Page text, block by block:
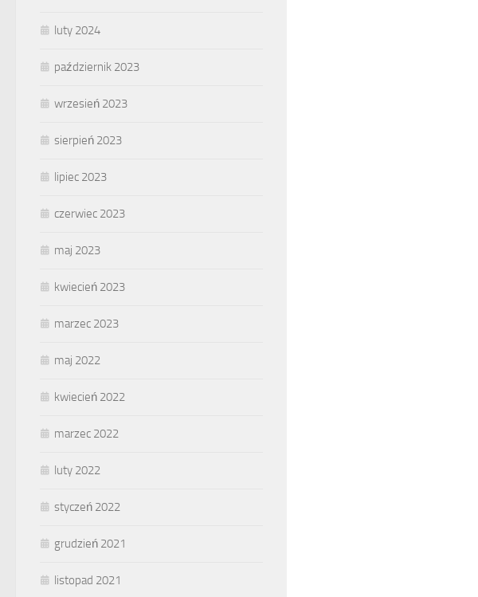
luty 2024
październik 2023
wrzesień 2023
sierpień 2023
lipiec 2023
czerwiec 2023
maj 2023
kwiecień 2023
marzec 2023
maj 2022
kwiecień 2022
marzec 2022
luty 2022
styczeń 2022
grudzień 2021
listopad 2021